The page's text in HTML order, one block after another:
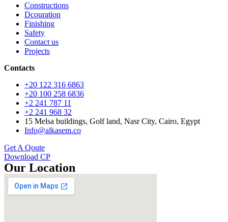
Constructions
Dcouration
Finishing
Safety
Contact us
Projects
Contacts
+20 122 316 6863
+20 100 258 6836
+2 241 787 11
+2 241 968 32
15 Melsa buildings, Golf land, Nasr City, Cairo, Egypt
Info@alkasem.co
Get A Qoute
Download CP
Our Location